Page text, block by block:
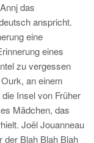
das
anspricht.
eine
eines
zu vergessen
an einem
Insel von Früher
Mädchen, das
Joël Jouanneau
der Blah Blah Blah